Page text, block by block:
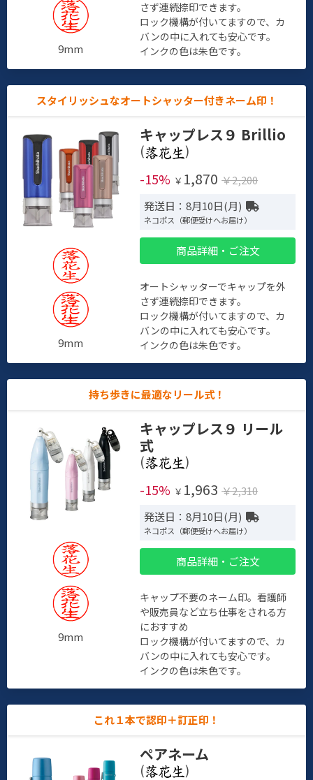
9mm
さず連続捺印できます。
ロック機構が付いてますので、カ
バンの中に入れても安心です。
インクの色は朱色です。
スタイリッシュなオートシャッター付きネーム印！
9mm
キャップレス９ Brillio
(
)
-15% ￥ 1,870 ￥2,200
発送日：8月10日(月)
ネコポス（郵便受けへお届け）
商品詳細・ご注文
オートシャッターでキャップを外
さず連続捺印できます。
ロック機構が付いてますので、カ
バンの中に入れても安心です。
インクの色は朱色です。
持ち歩きに最適なリール式！
9mm
キャップレス９ リール
式
(
)
-15% ￥ 1,963 ￥2,310
発送日：8月10日(月)
ネコポス（郵便受けへお届け）
商品詳細・ご注文
キャップ不要のネーム印。看護師
や販売員など立ち仕事をされる方
におすすめ
ロック機構が付いてますので、カ
バンの中に入れても安心です。
インクの色は朱色です。
これ１本で認印＋訂正印！
ペアネーム
(
)